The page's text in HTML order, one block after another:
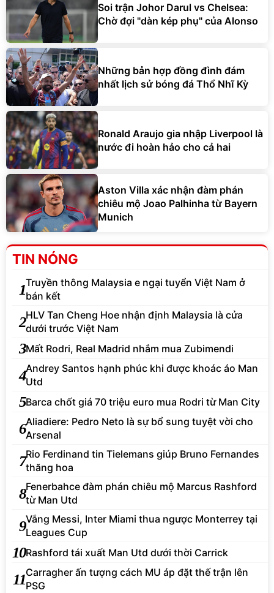
Soi trận Johor Darul vs Chelsea:
Chờ đợi "dàn kép phụ" của Alonso
Những bản hợp đồng đình đám
nhất lịch sử bóng đá Thổ Nhĩ Kỳ
Ronald Araujo gia nhập Liverpool là
nước đi hoàn hảo cho cả hai
Aston Villa xác nhận đàm phán
chiêu mộ Joao Palhinha từ Bayern
Munich
TIN NÓNG
1Truyền thông Malaysia e ngại tuyển Việt Nam ở
bán kết
2HLV Tan Cheng Hoe nhận định Malaysia là cửa
dưới trước Việt Nam
3Mất Rodri, Real Madrid nhắm mua Zubimendi
4Andrey Santos hạnh phúc khi được khoác áo Man
Utd
5Barca chốt giá 70 triệu euro mua Rodri từ Man City
6Aliadiere: Pedro Neto là sự bổ sung tuyệt vời cho
Arsenal
7Rio Ferdinand tin Tielemans giúp Bruno Fernandes
thăng hoa
8Fenerbahce đàm phán chiêu mộ Marcus Rashford
từ Man Utd
9Vắng Messi, Inter Miami thua ngược Monterrey tại
Leagues Cup
10Rashford tái xuất Man Utd dưới thời Carrick
11Carragher ấn tượng cách MU áp đặt thế trận lên
PSG